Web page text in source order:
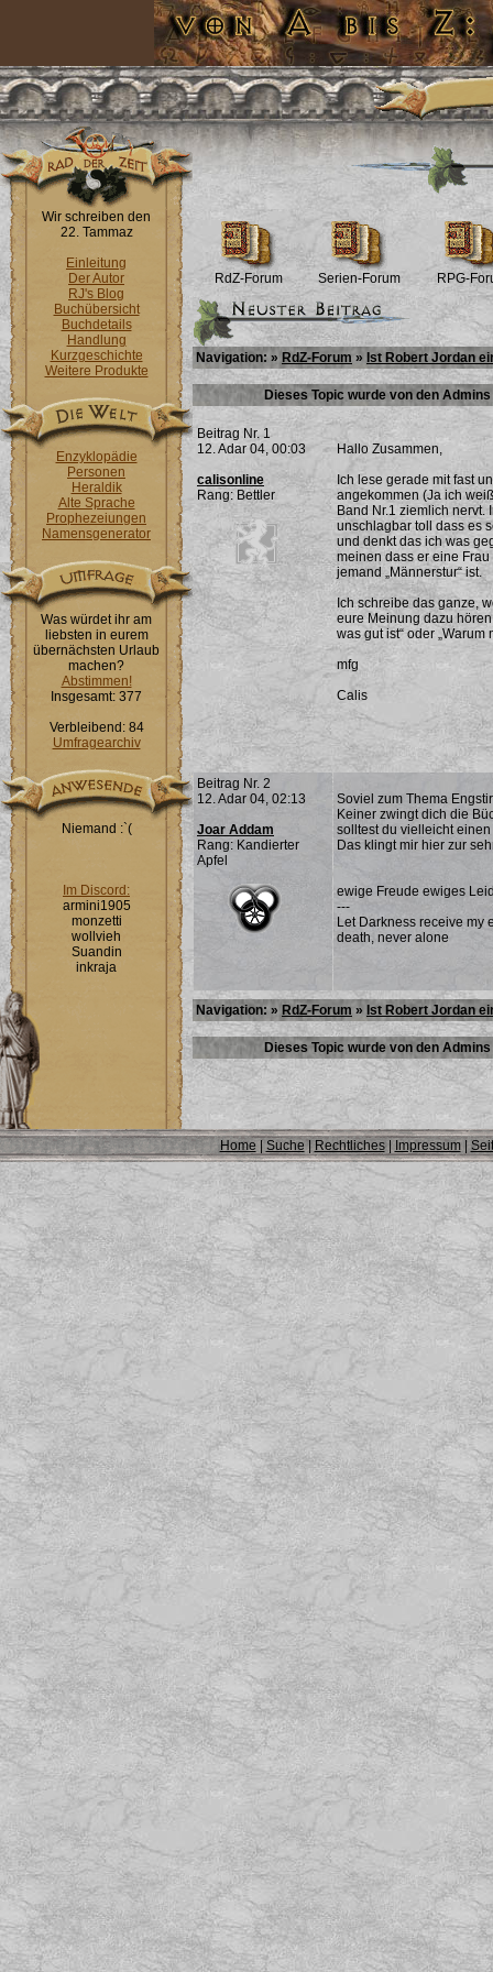
Wir schreiben den
22. Tammaz
Einleitung
Der Autor
RJ's Blog
Buchübersicht
Buchdetails
Handlung
Kurzgeschichte
Weitere Produkte
Enzyklopädie
Personen
Heraldik
Alte Sprache
Prophezeiungen
Namensgenerator
Was würdet ihr am
liebsten in eurem
übernächsten Urlaub
machen?
Abstimmen!
Insgesamt: 377
Verbleibend: 84
Umfragearchiv
Niemand :`(
Im Discord:
armini1905
monzetti
wollvieh
Suandin
inkraja
RdZ-Forum Serien-Forum RPG-
Navigation: » RdZ-Forum » Ist Robert Jordan
Dieses Topic wurde von den
Beitrag Nr. 1
12. Adar 04, 00:03
calisonline
Rang: Bettler
Hallo Zusammen,
Ich lese gerade mit fast
angekommen (Ja ich
Band Nr.1 ziemlich nervt.
unschlagbar toll dass es
und denkt das ich was
meinen dass er eine
jemand „Männerstur“ ist.
Ich schreibe das ganze,
eure Meinung dazu
was gut ist“ oder
mfg
Calis
Beitrag Nr. 2
12. Adar 04, 02:13
Joar Addam
Rang: Kandierter
Apfel
Soviel zum Thema
Keiner zwingt dich die
solltest du vielleicht
Das klingt mir hier zur
ewige Freude ewiges
---
Let Darkness receive my
death, never alone
Navigation: » RdZ-Forum » Ist Robert Jordan
Dieses Topic wurde von den
Home| Suche | Rechtliches| Impressum|